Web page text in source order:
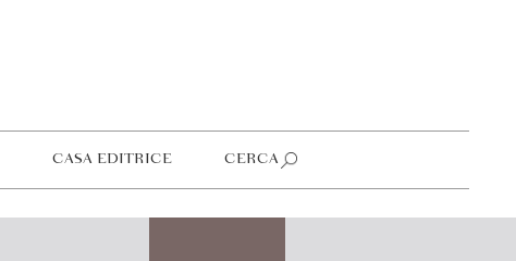
CASA EDITRICE CERCA